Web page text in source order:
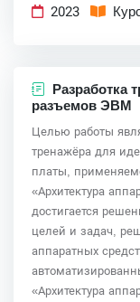
2023
Разработка
разъемов ЭВМ
Целью работы
тренажёра для
платы,
«Архитектура
достигается
целей и задач,
аппаратных
«Архитектура